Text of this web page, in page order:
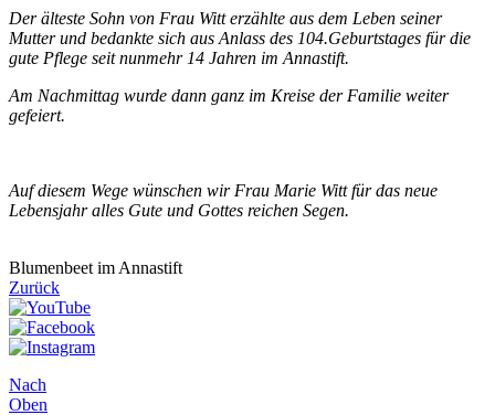
Der älteste Sohn von Frau Witt erzählte aus dem Leben seiner
Mutter und bedankte sich aus Anlass des 104.Geburtstages für die
gute Pflege seit nunmehr 14 Jahren im Annastift.
Am Nachmittag wurde dann ganz im Kreise der Familie weiter
gefeiert.
Auf diesem Wege wünschen wir Frau Marie Witt für das neue
Lebensjahr alles Gute und Gottes reichen Segen.
Blumenbeet im Annastift
Zurück
Nach
Oben